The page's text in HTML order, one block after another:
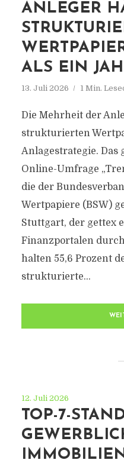
ANLEGER
ALS EIN
13. Juli 2026 1 Min.
Die Mehrheit der
strukturierten
Anlagestrategie. Das
Online-Umfrage
die der
Wertpapiere (BSW)
Stuttgart, der gettex
Finanzportalen
halten 55,6 Prozent
strukturierte...
12. Juli 2026
TOP-7-